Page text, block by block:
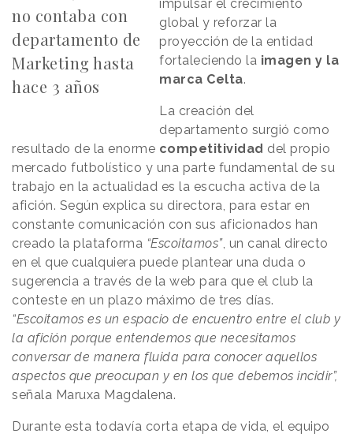
no contaba con
departamento de
Marketing hasta
hace 3 años
impulsar el crecimiento
global y reforzar la
proyección de la entidad
fortaleciendo la imagen y la
marca Celta.
La creación del
departamento surgió como
resultado de la enorme competitividad del propio
mercado futbolístico y una parte fundamental de su
trabajo en la actualidad es la escucha activa de la
afición. Según explica su directora, para estar en
constante comunicación con sus aficionados han
creado la plataforma “Escoitamos”, un canal directo
en el que cualquiera puede plantear una duda o
sugerencia a través de la web para que el club la
conteste en un plazo máximo de tres días.
“Escoitamos es un espacio de encuentro entre el club y
la afición porque entendemos que necesitamos
conversar de manera fluida para conocer aquellos
aspectos que preocupan y en los que debemos incidir”,
señala Maruxa Magdalena.
Durante esta todavía corta etapa de vida, el equipo